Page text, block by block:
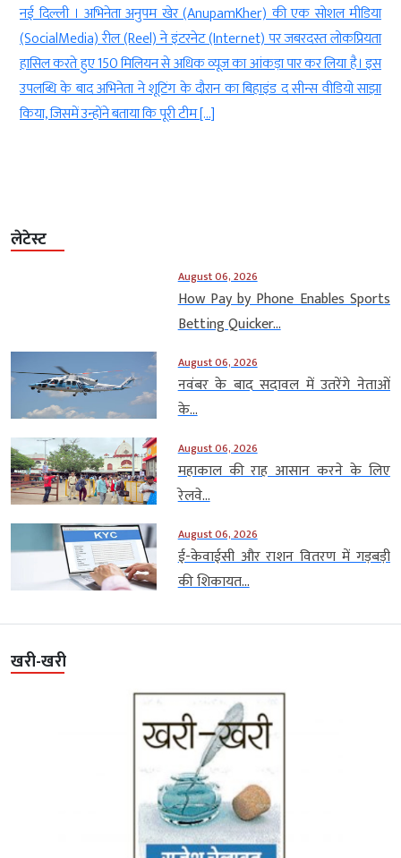
नई दिल्ली । अभिनेता अनुपम खेर (AnupamKher) की एक सोशल मीडिया
(SocialMedia) रील (Reel) ने इंटरनेट (Internet) पर जबरदस्त लोकप्रियता
हासिल करते हुए 150 मिलियन से अधिक व्यूज का आंकड़ा पार कर लिया है। इस
उपलब्धि के बाद अभिनेता ने शूटिंग के दौरान का बिहाइंड द सीन्स वीडियो साझा
किया, जिसमें उन्होंने बताया कि पूरी टीम […]
लेटेस्ट
August 06, 2026
How Pay by Phone Enables Sports
Betting Quicker...
August 06, 2026
नवंबर के बाद सदावल में उतरेंगे नेताओं
के...
August 06, 2026
महाकाल की राह आसान करने के लिए
रेलवे...
August 06, 2026
ई-केवाईसी और राशन वितरण में गड़बड़ी
की शिकायत...
खरी-खरी